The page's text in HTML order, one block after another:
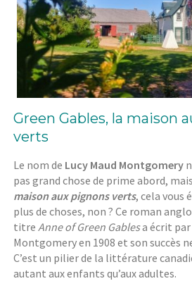
Green Gables, la maison
verts
Le nom de Lucy Maud Montgomery
pas grand chose de prime abord,
maison aux pignons verts, cela vous
plus de choses, non ? Ce roman
titre Anne of Green Gablesa écrit par
Montgomery en 1908 et son succès
C’est un pilier de la littérature
autant aux enfants qu’aux adultes.